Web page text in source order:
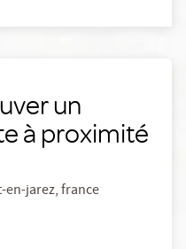
un
à proximité
jarez, france